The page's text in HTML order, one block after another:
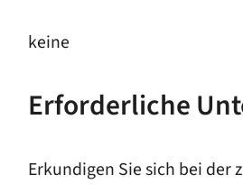
keine
Erforderliche
Erkundigen Sie sich bei der